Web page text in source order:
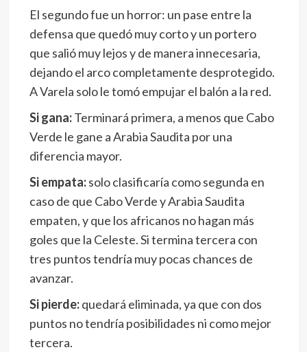
El segundo fue un horror: un pase entre la
defensa que quedó muy corto y un portero
que salió muy lejos y de manera innecesaria,
dejando el arco completamente desprotegido.
A Varela solo le tomó empujar el balón a la red.
Si gana:Terminará primera, a menos que Cabo
Verde le gane a Arabia Saudita por una
diferencia mayor.
Si empata:solo clasificaría como segunda en
caso de que Cabo Verde y Arabia Saudita
empaten, y que los africanos no hagan más
goles que la Celeste. Si termina tercera con
tres puntos tendría muy pocas chances de
avanzar.
Si pierde:quedará eliminada, ya que con dos
puntos no tendría posibilidades ni como mejor
tercera.